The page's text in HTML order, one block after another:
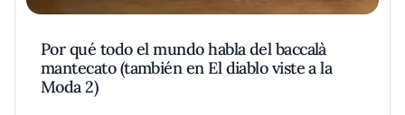
Por qué todo el mundo habla del baccalà
mantecato (también en El diablo viste a la
Moda 2)